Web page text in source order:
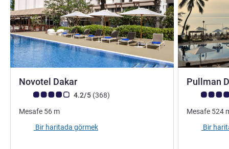
Novotel Dakar
Avis müşterileri puanı (ALL Puanlama)
4.2/5 (368görüş
)
Mesafe 56 m
Bir haritada görmek
Pullman
Avis
Mesafe 524
Bir